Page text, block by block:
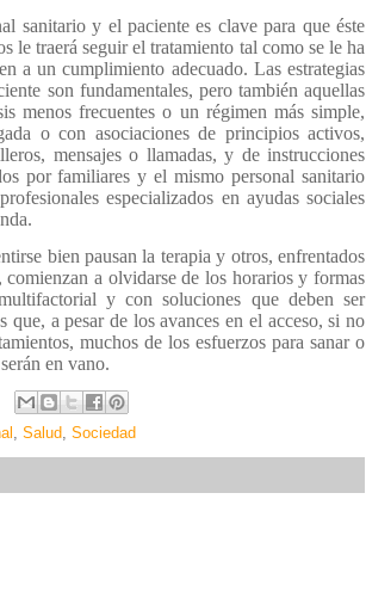
sanitario y el paciente es clave para que éste
le traerá seguir el tratamiento tal como se le ha
a un cumplimiento adecuado. Las estrategias
son fundamentales, pero también aquellas
menos frecuentes o un régimen más simple,
o con asociaciones de principios activos,
mensajes o llamadas, y de instrucciones
por familiares y el mismo personal sanitario
especializados en ayudas sociales
bien pausan la terapia y otros, enfrentados
a olvidarse de los horarios y formas
y con soluciones que deben ser
a pesar de los avances en el acceso, si no
muchos de los esfuerzos para sanar o
en vano.
, Salud, Sociedad